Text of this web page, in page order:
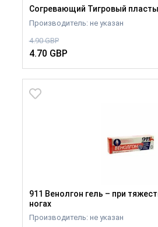
Согревающий Тигровый
Производитель: не указан
4.90 GBP
4.70 GBP
911 Венолгон гель – при
ногах
Производитель: не указан